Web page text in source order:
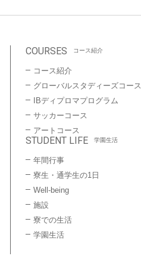
COURSES コース紹介
コース紹介
グローバルスタディーズコース
IBディプロマプログラム
サッカーコース
アートコース
STUDENT LIFE 学園生活
年間行事
寮生・通学生の1日
Well-being
施設
寮での生活
学園生活